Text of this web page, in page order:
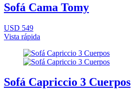
Sofá Cama Tomy
USD 549
Vista rápida
Sofá Capriccio 3 Cuerpos